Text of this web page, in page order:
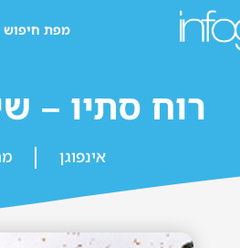
מפת חיפוש
רוח סתיו –
אינפוגן